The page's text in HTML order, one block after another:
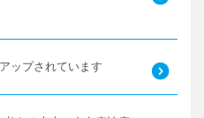
ップされています